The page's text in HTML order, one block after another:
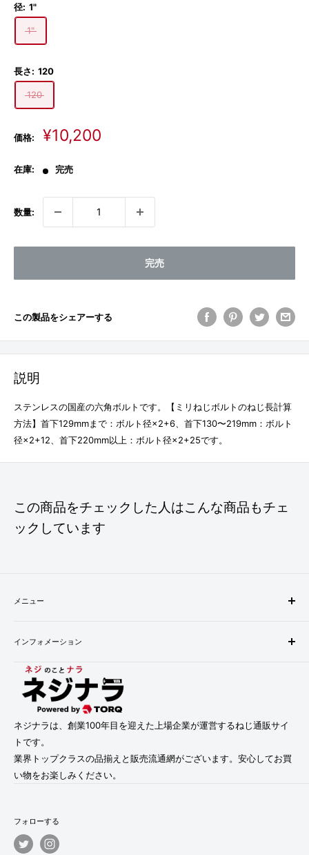
径: 1"
1"
長さ: 120
120
価格:
販
価
¥10,200
在庫: 完売
数量:
完売
この製品をシェアーする
説明
ステンレスの国産の六角ボルトです。【ミリねじボルトのねじ長計算
方法】首下129mmまで：ボルト径×2+6、首下130〜219mm：ボルト
径×2+12、首下220mm以上：ボルト径×2+25です。
この商品をチェックした人はこんな商品もチェ
ックしています
メニュー
配送・お支払い方法について
返品について
お問い合わせ
利用規約
インフォメーション
会社概要
プライバシーポリシー
利用規約
特定商取引法に基づく表記
ネジナラは、創業100年目を迎えた上場企業が運営するねじ通販サイ
トです。
業界トップクラスの品揃えと販売流通網がございます。安心してお買
い物をお楽しみください。
フォローする